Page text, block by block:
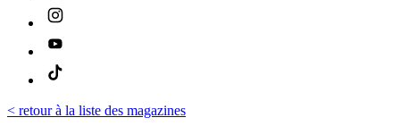
< retour à la liste des magazines